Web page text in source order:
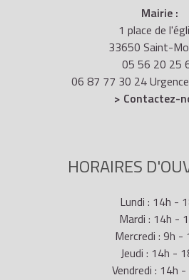
Mairie :
1 place de
33650 Saint-
05 56 20 25
06 87 77 30 24
> Contactez-
HORAIRES
Lundi : 14h -
Mardi : 14h -
Mercredi : 9h -
Jeudi : 14h -
Vendredi : 14h